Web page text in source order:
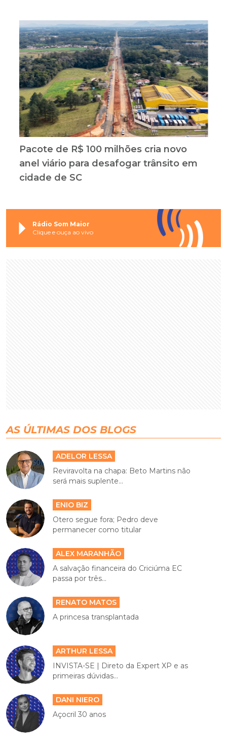
Pacote de R$ 100 milhões cria novo
anel viário para desafogar trânsito em
cidade de SC
Rádio Som Maior
Clique e ouça ao vivo
AS ÚLTIMAS DOS BLOGS
ADELOR LESSA
Reviravolta na chapa: Beto Martins não
será mais suplente...
ENIO BIZ
Otero segue fora; Pedro deve
permanecer como titular
ALEX MARANHÃO
A salvação financeira do Criciúma EC
passa por três...
RENATO MATOS
A princesa transplantada
ARTHUR LESSA
INVISTA-SE | Direto da Expert XP e as
primeiras dúvidas...
DANI NIERO
Açocril 30 anos